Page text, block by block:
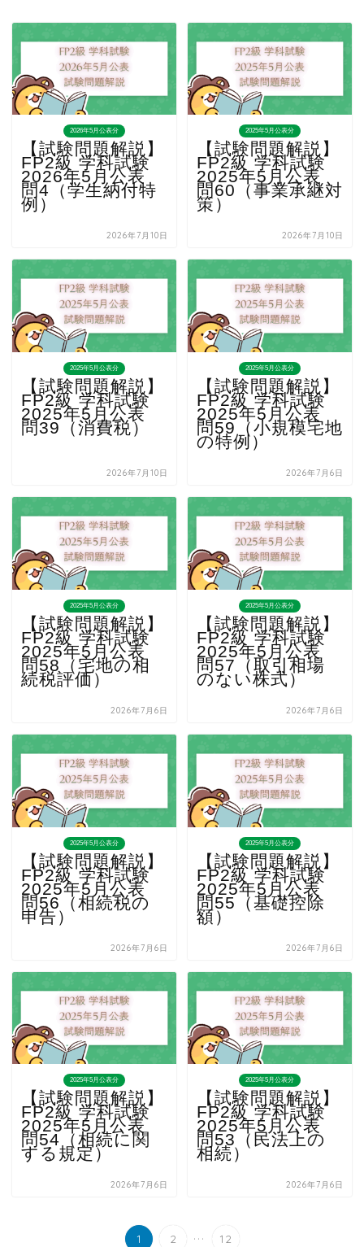
2026年5月公表分
【試験問題解説】
FP2級 学科試験
2026年5月公表
問4（学生納付特
例）
2026年7月10日
2025年5月公表分
【試験問題解説】
FP2級 学科試験
2025年5月公表
問60（事業承継対
策）
2026年7月10日
2025年5月公表分
【試験問題解説】
FP2級 学科試験
2025年5月公表
問39（消費税）
2026年7月10日
2025年5月公表分
【試験問題解説】
FP2級 学科試験
2025年5月公表
問59（小規模宅地
の特例）
2026年7月6日
2025年5月公表分
【試験問題解説】
FP2級 学科試験
2025年5月公表
問58（宅地の相
続税評価）
2026年7月6日
2025年5月公表分
【試験問題解説】
FP2級 学科試験
2025年5月公表
問57（取引相場
のない株式）
2026年7月6日
2025年5月公表分
【試験問題解説】
FP2級 学科試験
2025年5月公表
問56（相続税の
申告）
2026年7月6日
2025年5月公表分
【試験問題解説】
FP2級 学科試験
2025年5月公表
問55（基礎控除
額）
2026年7月6日
2025年5月公表分
【試験問題解説】
FP2級 学科試験
2025年5月公表
問54（相続に関
する規定）
2026年7月6日
2025年5月公表分
【試験問題解説】
FP2級 学科試験
2025年5月公表
問53（民法上の
相続）
2026年7月6日
1 2 ... 12